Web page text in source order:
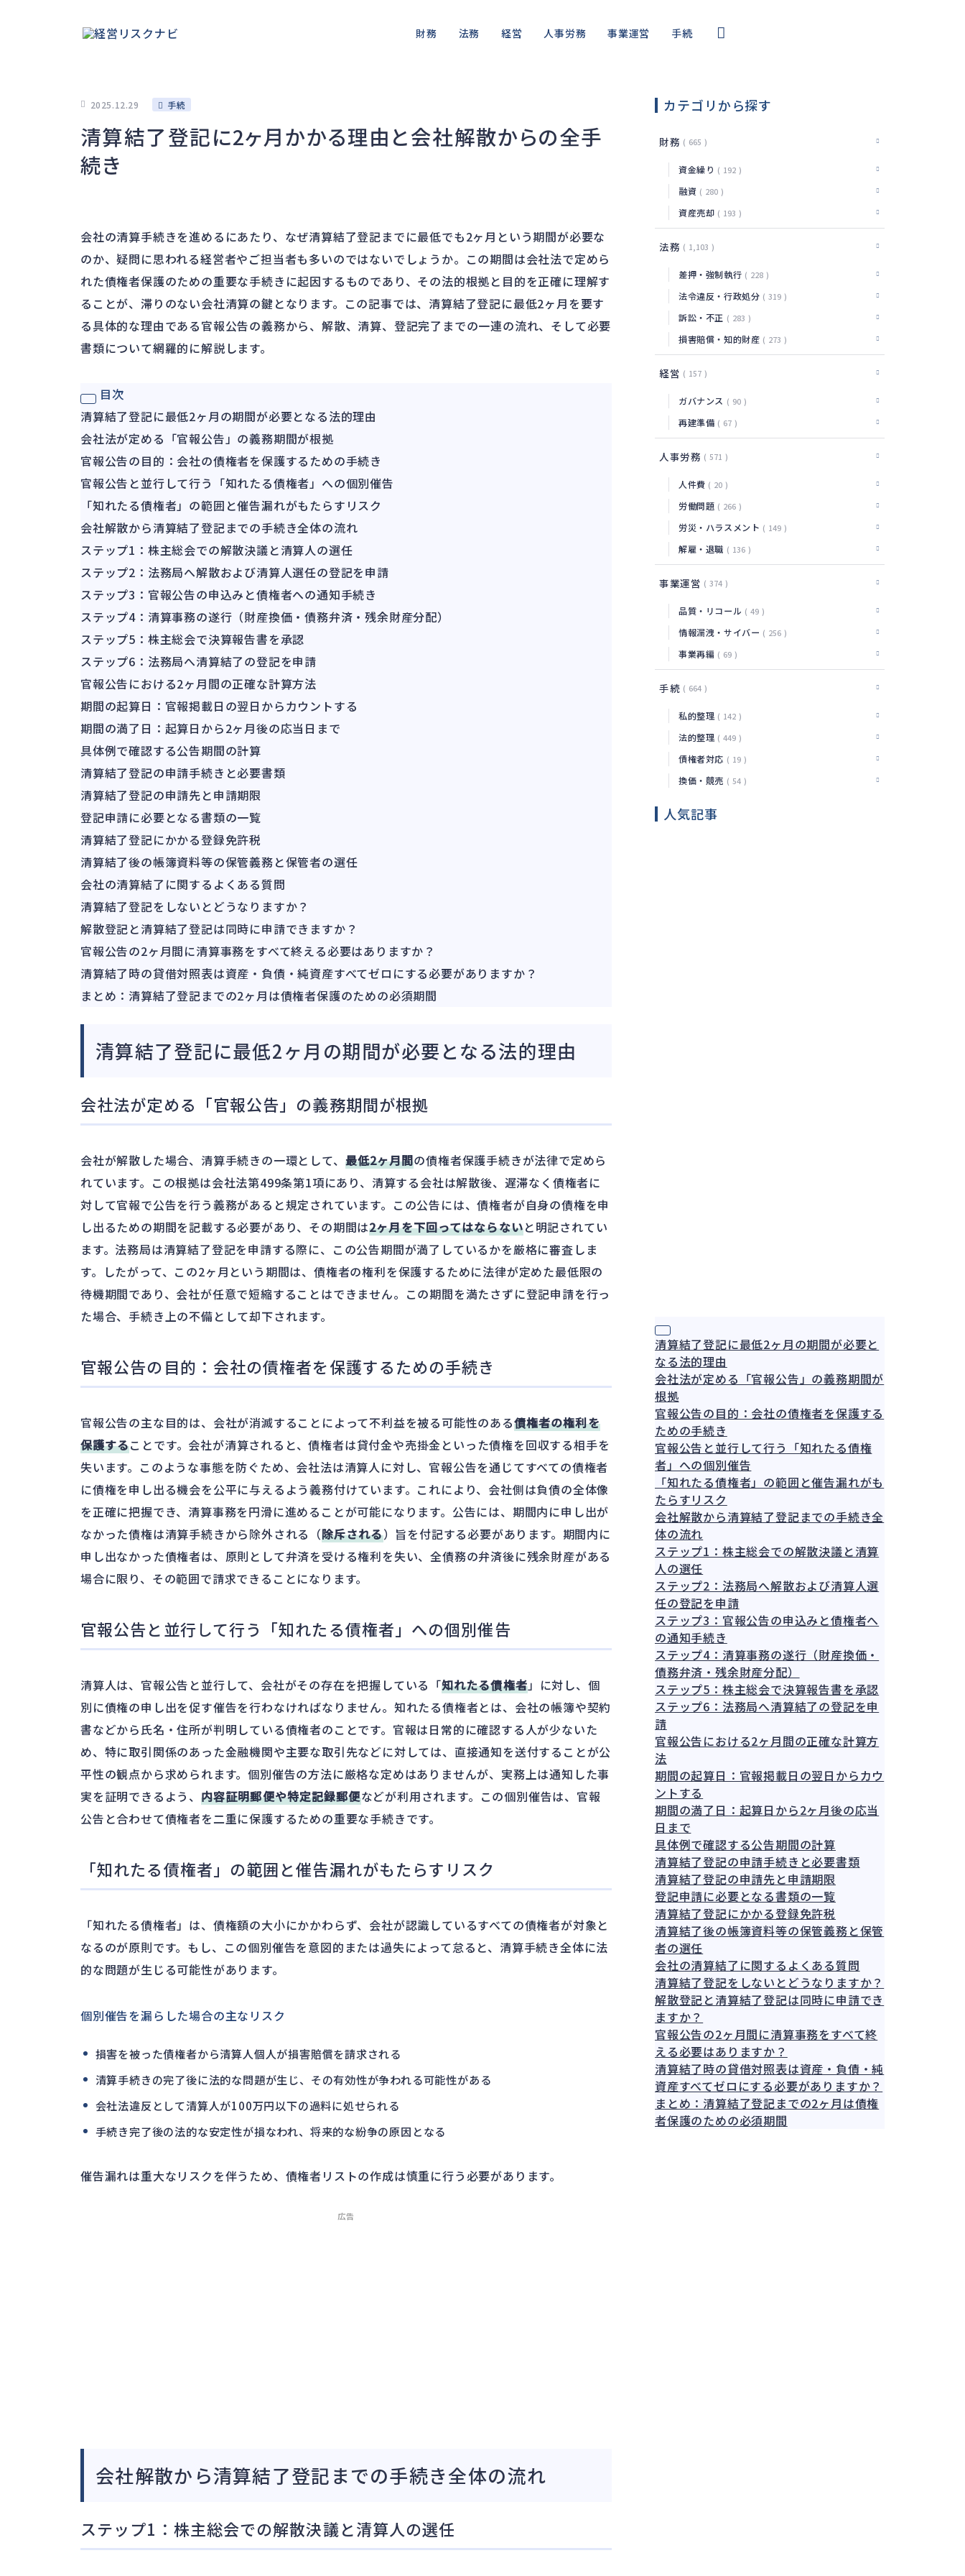
財務
資産売却
法務
訴訟・不正
経営 人事労務
労災・ハラスメント
事業運営
情報漏洩・サイバー
手続
債権者対応
2025.12.29 手続
清算結了登記に2ヶ月かかる理由と会社解散からの全手
続き
会社の清算手続きを進めるにあたり、なぜ清算結了登記までに最低でも2ヶ月という期間が必要な
のか、疑問に思われる経営者やご担当者も多いのではないでしょうか。この期間は会社法で定めら
れた債権者保護のための重要な手続きに起因するものであり、その法的根拠と目的を正確に理解す
ることが、滞りのない会社清算の鍵となります。この記事では、清算結了登記に最低2ヶ月を要す
る具体的な理由である官報公告の義務から、解散、清算、登記完了までの一連の流れ、そして必要
書類について網羅的に解説します。
目次
清算結了登記に最低2ヶ月の期間が必要となる法的理由
会社法が定める「官報公告」の義務期間が根拠
官報公告の目的：会社の債権者を保護するための手続き
官報公告と並行して行う「知れたる債権者」への個別催告
「知れたる債権者」の範囲と催告漏れがもたらすリスク
会社解散から清算結了登記までの手続き全体の流れ
ステップ1：株主総会での解散決議と清算人の選任
ステップ2：法務局へ解散および清算人選任の登記を申請
ステップ3：官報公告の申込みと債権者への通知手続き
ステップ4：清算事務の遂行（財産換価・債務弁済・残余財産分配）
ステップ5：株主総会で決算報告書を承認
ステップ6：法務局へ清算結了の登記を申請
官報公告における2ヶ月間の正確な計算方法
期間の起算日：官報掲載日の翌日からカウントする
期間の満了日：起算日から2ヶ月後の応当日まで
具体例で確認する公告期間の計算
清算結了登記の申請手続きと必要書類
清算結了登記の申請先と申請期限
登記申請に必要となる書類の一覧
清算結了登記にかかる登録免許税
清算結了後の帳簿資料等の保管義務と保管者の選任
会社の清算結了に関するよくある質問
清算結了登記をしないとどうなりますか？
解散登記と清算結了登記は同時に申請できますか？
官報公告の2ヶ月間に清算事務をすべて終える必要はありますか？
清算結了時の貸借対照表は資産・負債・純資産すべてゼロにする必要がありますか？
まとめ：清算結了登記までの2ヶ月は債権者保護のための必須期間
清算結了登記に最低2ヶ月の期間が必要となる法的理由
会社法が定める「官報公告」の義務期間が根拠
会社が解散した場合、清算手続きの一環として、 最低2ヶ月間の債権者保護手続きが法律で定めら
れています。この根拠は会社法第499条第1項にあり、清算する会社は解散後、遅滞なく債権者に
対して官報で公告を行う義務があると規定されています。この公告には、債権者が自身の債権を申
し出るための期間を記載する必要があり、その期間は2ヶ月を下回ってはならないと明記されてい
ます。法務局は清算結了登記を申請する際に、この公告期間が満了しているかを厳格に審査しま
す。したがって、この2ヶ月という期間は、債権者の権利を保護するために法律が定めた最低限の
待機期間であり、会社が任意で短縮することはできません。この期間を満たさずに登記申請を行っ
た場合、手続き上の不備として却下されます。
官報公告の目的：会社の債権者を保護するための手続き
官報公告の主な目的は、会社が消滅することによって不利益を被る可能性のある債権者の権利を
保護することです。会社が清算されると、債権者は貸付金や売掛金といった債権を回収する相手を
失います。このような事態を防ぐため、会社法は清算人に対し、官報公告を通じてすべての債権者
に債権を申し出る機会を公平に与えるよう義務付けています。これにより、会社側は負債の全体像
を正確に把握でき、清算事務を円滑に進めることが可能になります。公告には、期間内に申し出が
なかった債権は清算手続きから除外される（除斥される）旨を付記する必要があります。期間内に
申し出なかった債権者は、原則として弁済を受ける権利を失い、全債務の弁済後に残余財産がある
場合に限り、その範囲で請求できることになります。
官報公告と並行して行う「知れたる債権者」への個別催告
清算人は、官報公告と並行して、会社がその存在を把握している「知れたる債権者」に対し、個
別に債権の申し出を促す催告を行わなければなりません。知れたる債権者とは、会社の帳簿や契約
書などから氏名・住所が判明している債権者のことです。官報は日常的に確認する人が少ないた
め、特に取引関係のあった金融機関や主要な取引先などに対しては、直接通知を送付することが公
平性の観点から求められます。個別催告の方法に厳格な定めはありませんが、実務上は通知した事
実を証明できるよう、 内容証明郵便や特定記録郵便などが利用されます。この個別催告は、官報
公告と合わせて債権者を二重に保護するための重要な手続きです。
「知れたる債権者」の範囲と催告漏れがもたらすリスク
「知れたる債権者」は、債権額の大小にかかわらず、会社が認識しているすべての債権者が対象と
なるのが原則です。もし、この個別催告を意図的または過失によって怠ると、清算手続き全体に法
的な問題が生じる可能性があります。
個別催告を漏らした場合の主なリスク
損害を被った債権者から清算人個人が損害賠償を請求される
清算手続きの完了後に法的な問題が生じ、その有効性が争われる可能性がある
会社法違反として清算人が100万円以下の過料に処せられる
手続き完了後の法的な安定性が損なわれ、将来的な紛争の原因となる
催告漏れは重大なリスクを伴うため、債権者リストの作成は慎重に行う必要があります。
広告
会社解散から清算結了登記までの手続き全体の流れ
ステップ1：株主総会での解散決議と清算人の選任
カテゴリから探す
財務 665
資金繰り 192
融資 280
資産売却 193
法務 1,103
差押・強制執行 228
法令違反・行政処分 319
訴訟・不正 283
損害賠償・知的財産 273
経営 157
ガバナンス 90
再建準備 67
人事労務 571
人件費 20
労働問題 266
労災・ハラスメント 149
解雇・退職 136
事業運営 374
品質・リコール 49
情報漏洩・サイバー 256
事業再編 69
手続 664
私的整理 142
法的整理 449
債権者対応 19
換価・競売 54
人気記事
清算結了登記に最低2ヶ月の期間が必要と
なる法的理由
会社法が定める「官報公告」の義務期間が
根拠
官報公告の目的：会社の債権者を保護する
ための手続き
官報公告と並行して行う「知れたる債権
者」への個別催告
「知れたる債権者」の範囲と催告漏れがも
たらすリスク
会社解散から清算結了登記までの手続き全
体の流れ
ステップ1：株主総会での解散決議と清算
人の選任
ステップ2：法務局へ解散および清算人選
任の登記を申請
ステップ3：官報公告の申込みと債権者へ
の通知手続き
ステップ4：清算事務の遂行（財産換価・
債務弁済・残余財産分配）
ステップ5：株主総会で決算報告書を承認
ステップ6：法務局へ清算結了の登記を申
請
官報公告における2ヶ月間の正確な計算方
法
期間の起算日：官報掲載日の翌日からカウ
ントする
期間の満了日：起算日から2ヶ月後の応当
日まで
具体例で確認する公告期間の計算
清算結了登記の申請手続きと必要書類
清算結了登記の申請先と申請期限
登記申請に必要となる書類の一覧
清算結了登記にかかる登録免許税
清算結了後の帳簿資料等の保管義務と保管
者の選任
会社の清算結了に関するよくある質問
清算結了登記をしないとどうなりますか？
解散登記と清算結了登記は同時に申請でき
ますか？
官報公告の2ヶ月間に清算事務をすべて終
える必要はありますか？
清算結了時の貸借対照表は資産・負債・純
資産すべてゼロにする必要がありますか？
まとめ：清算結了登記までの2ヶ月は債権
者保護のための必須期間